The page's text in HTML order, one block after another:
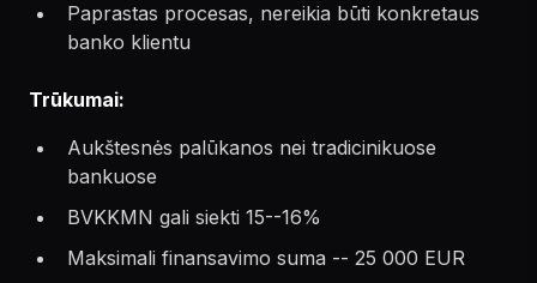
Paprastas procesas, nereikia būti konkretaus
banko klientu
Trūkumai:
Aukštesnės palūkanos nei tradicinikuose
bankuose
BVKKMN gali siekti 15--16%
Maksimali finansavimo suma -- 25 000 EUR